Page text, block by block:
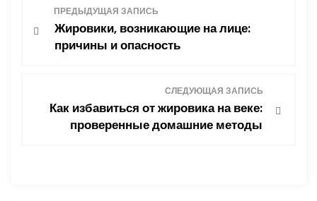
ПРЕДЫДУЩАЯ ЗАПИСЬ
Жировики, возникающие на лице:
причины и опасность
СЛЕДУЮЩАЯ ЗАПИСЬ
Как избавиться от жировика на веке:
проверенные домашние методы